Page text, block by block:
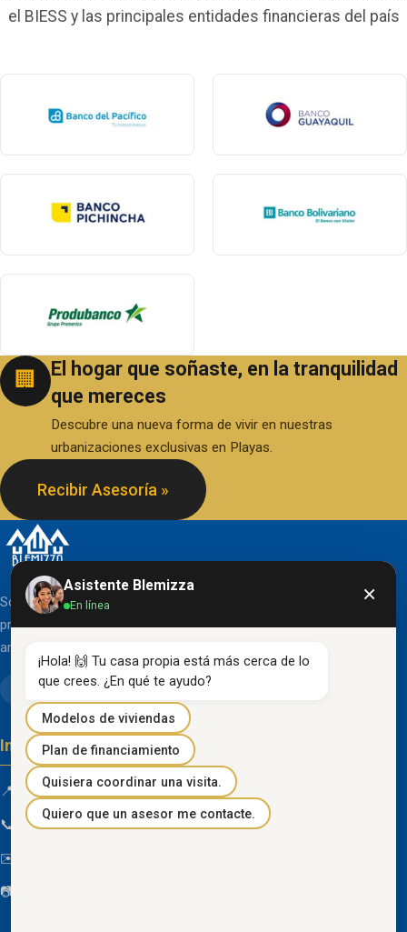
el BIESS y las principales entidades financieras del país
🏢
El hogar que soñaste, en la tranquilidad
que mereces
Descubre una nueva forma de vivir en nuestras
urbanizaciones exclusivas en Playas.
Recibir Asesoría »
Somos una organización líder en el desarrollo de
proyectos inmobiliarios que destacan por su diseño
arquitectónico clásico y acabados de primera línea.
Información de contacto
📍 Km 85 Vía Progreso, Playas, Guayas, Ecuador
📞 096 934 4318
✉️
📷
Asistente Blemizza
En línea ×
¡Hola! 🙌 Tu casa propia está más cerca de lo
que crees. ¿En qué te ayudo?
Modelos de viviendas
Plan de financiamiento
Quisiera coordinar una visita.
Quiero que un asesor me contacte.